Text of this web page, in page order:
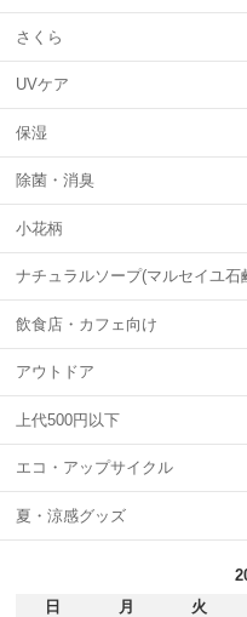
さくら
UVケア
保湿
除菌・消臭
小花柄
ナチュラルソープ(マルセイユ石
飲食店・カフェ向け
アウトドア
上代500円以下
エコ・アップサイクル
夏・涼感グッズ
日
月 火